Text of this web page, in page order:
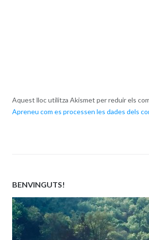
Aquest lloc utilitza Akismet per reduir els
Apreneu com es processen les dades dels
BENVINGUTS!